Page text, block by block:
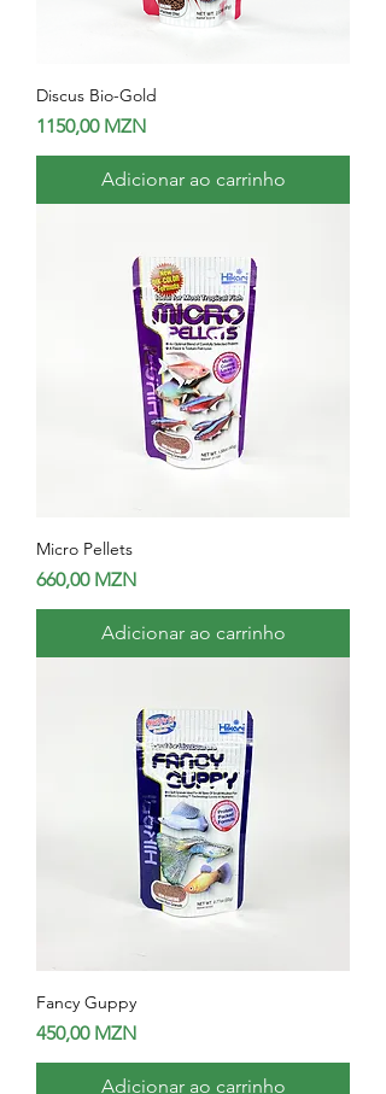
Discus Bio-Gold
Preço
1150,00 MZN
Adicionar ao carrinho
Micro Pellets
Preço
660,00 MZN
Adicionar ao carrinho
Fancy Guppy
Preço
450,00 MZN
Adicionar ao carrinho